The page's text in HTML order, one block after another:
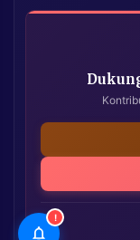
!